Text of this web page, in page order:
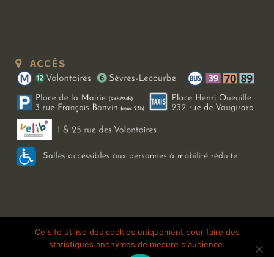
ACCÈS
Copyright 2026 Le Bal Blomet | Tous droits réservés | Mentions légales
Galerie photo
Ce site utilise des cookies uniquement pour faire des
statistiques anonymes de mesure d'audience.